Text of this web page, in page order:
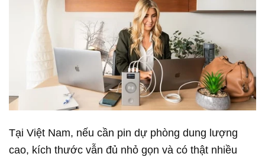
Tại Việt Nam, nếu cần pin dự phòng dung lượng
cao, kích thước vẫn đủ nhỏ gọn và có thật nhiều